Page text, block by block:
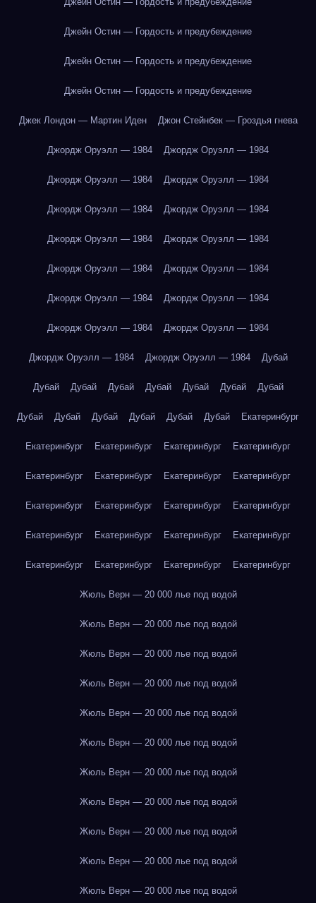
Джейн Остин — Гордость и предубеждение
Джейн Остин — Гордость и предубеждение
Джейн Остин — Гордость и предубеждение
Джек Лондон — Мартин Иден Джон Стейнбек — Гроздья гнева
Джордж Оруэлл — 1984 Джордж Оруэлл — 1984
Джордж Оруэлл — 1984 Джордж Оруэлл — 1984
Джордж Оруэлл — 1984 Джордж Оруэлл — 1984
Джордж Оруэлл — 1984 Джордж Оруэлл — 1984
Джордж Оруэлл — 1984 Джордж Оруэлл — 1984
Джордж Оруэлл — 1984 Джордж Оруэлл — 1984
Джордж Оруэлл — 1984 Джордж Оруэлл — 1984
Джордж Оруэлл — 1984 Джордж Оруэлл — 1984 Дубай
Дубай Дубай Дубай Дубай Дубай Дубай Дубай
Дубай Дубай Дубай Дубай Дубай Дубай Екатеринбург
Екатеринбург Екатеринбург Екатеринбург Екатеринбург
Екатеринбург Екатеринбург Екатеринбург Екатеринбург
Екатеринбург Екатеринбург Екатеринбург Екатеринбург
Екатеринбург Екатеринбург Екатеринбург Екатеринбург
Екатеринбург Екатеринбург Екатеринбург Екатеринбург
Жюль Верн — 20 000 лье под водой
Жюль Верн — 20 000 лье под водой
Жюль Верн — 20 000 лье под водой
Жюль Верн — 20 000 лье под водой
Жюль Верн — 20 000 лье под водой
Жюль Верн — 20 000 лье под водой
Жюль Верн — 20 000 лье под водой
Жюль Верн — 20 000 лье под водой
Жюль Верн — 20 000 лье под водой
Жюль Верн — 20 000 лье под водой
Жюль Верн — 20 000 лье под водой